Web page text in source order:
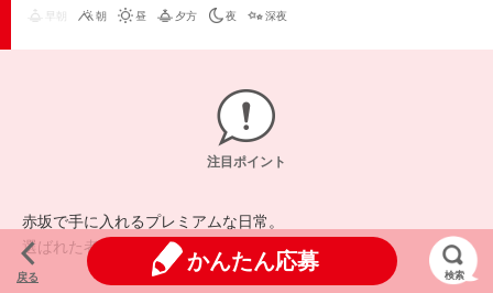
朝 昼 夕方 夜 深夜
注目ポイント
赤坂で手に入れるプレミアムな日常。
選ばれた者だけが輝く海外風の空間。
戻る
かんたん応募
検索